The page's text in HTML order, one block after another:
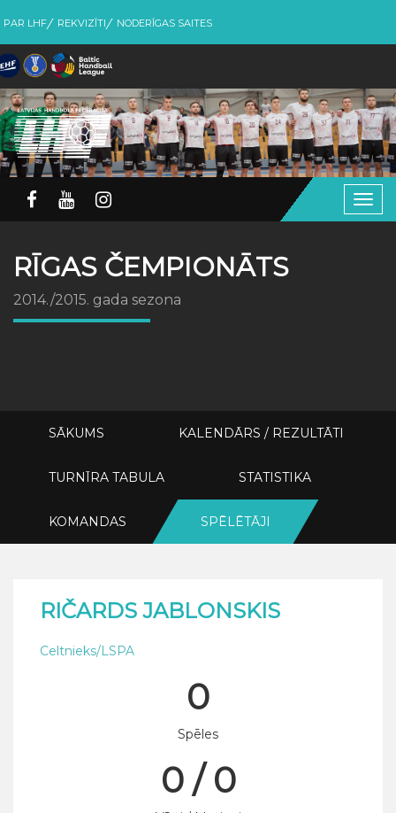
PAR LHF REKVIZĪTI NODERĪGAS SAITES
RĪGAS ČEMPIONĀTS
2014./2015. gada sezona
SĀKUMS KALENDĀRS / REZULTĀTI
TURNĪRA TABULA STATISTIKA
KOMANDAS SPĒLĒTĀJI
RIČARDS JABLONSKIS
Celtnieks/LSPA
0
Spēles
0 / 0